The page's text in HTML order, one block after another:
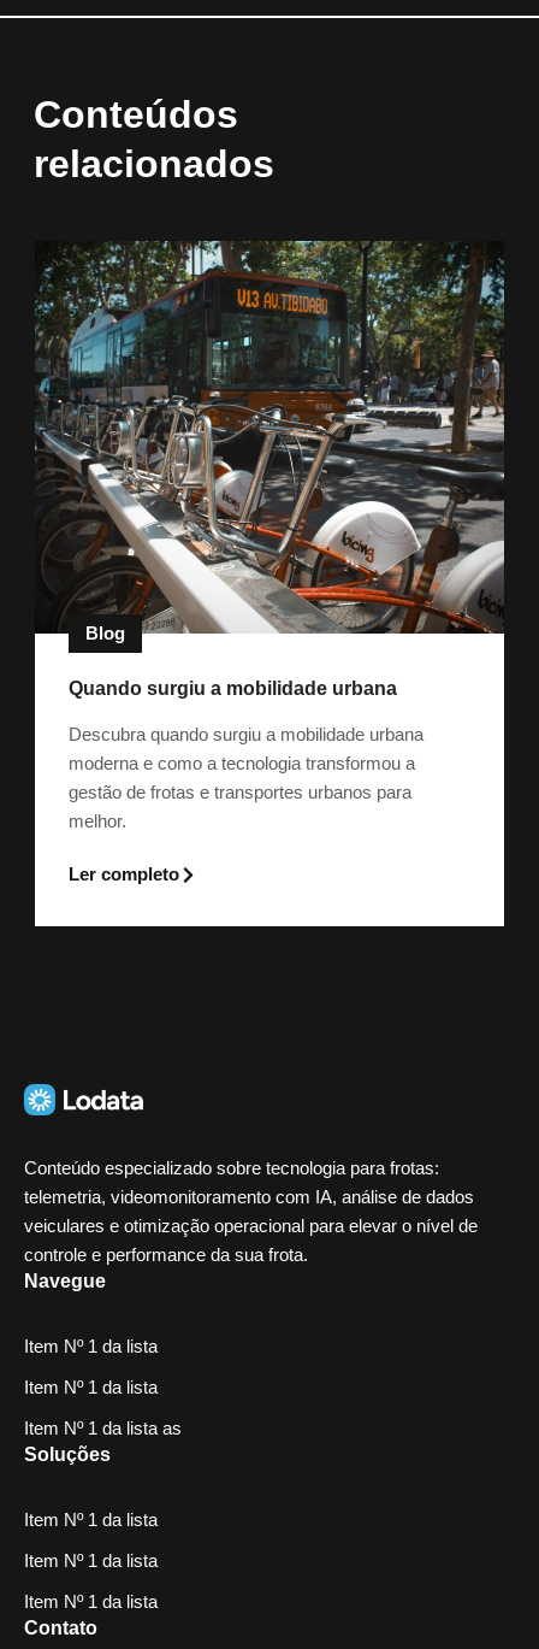
Conteúdos
relacionados
Blog
Quando surgiu a mobilidade urbana
Descubra quando surgiu a mobilidade urbana
moderna e como a tecnologia transformou a
gestão de frotas e transportes urbanos para
melhor.
Ler completo
Conteúdo especializado sobre tecnologia para frotas:
telemetria, videomonitoramento com IA, análise de dados
veiculares e otimização operacional para elevar o nível de
controle e performance da sua frota.
Navegue
Item Nº 1 da lista
Item Nº 1 da lista
Item Nº 1 da lista as
Soluções
Item Nº 1 da lista
Item Nº 1 da lista
Item Nº 1 da lista
Contato